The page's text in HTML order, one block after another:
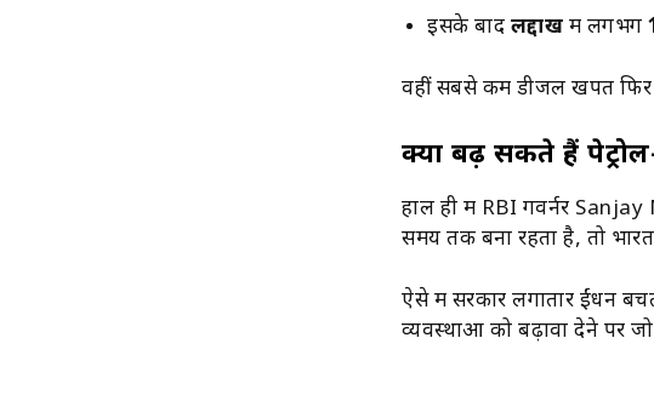
इसके बाद लद्दाख में लगभग
वहीं सबसे कम डीजल खपत
क्या बढ़ सकते हैं
हाल ही में RBI गवर्नर Sanjay
समय तक बना रहता है, तो
ऐसे में सरकार लगातार ईंधन
व्यवस्थाओं को बढ़ावा देने पर